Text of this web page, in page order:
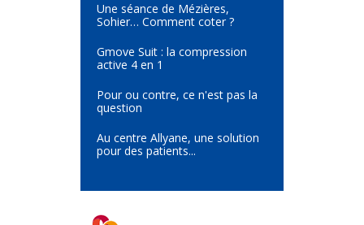
Une séance de Mézières,
Sohier… Comment coter ?
Gmove Suit : la compression
active 4 en 1
Pour ou contre, ce n'est pas la
question
Au centre Allyane, une solution
pour des patients...